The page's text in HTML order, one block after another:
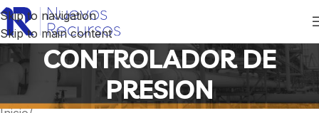
Skip to navigation
Skip to main content
CONTROLADOR DE
PRESION